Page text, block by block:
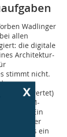
Wadlinger
allen
die digitale
Architektur-
stimmt nicht.
ausgewertet)
einer BIM-
Ein
Mit vier
durchaus ein
x